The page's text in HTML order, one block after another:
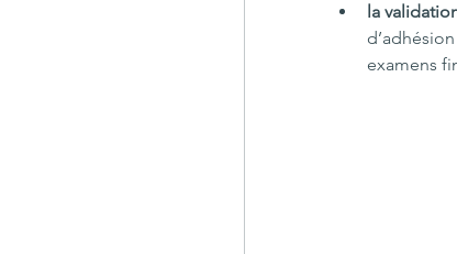
la
examens